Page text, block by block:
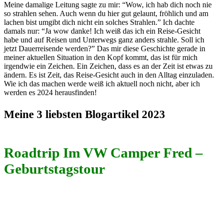
Meine damalige Leitung sagte zu mir: “Wow, ich hab dich noch nie
so strahlen sehen. Auch wenn du hier gut gelaunt, fröhlich und am
lachen bist umgibt dich nicht ein solches Strahlen.” Ich dachte
damals nur: “Ja wow danke! Ich weiß das ich ein Reise-Gesicht
habe und auf Reisen und Unterwegs ganz anders strahle. Soll ich
jetzt Dauerreisende werden?” Das mir diese Geschichte gerade in
meiner aktuellen Situation in den Kopf kommt, das ist für mich
irgendwie ein Zeichen. Ein Zeichen, dass es an der Zeit ist etwas zu
ändern. Es ist Zeit, das Reise-Gesicht auch in den Alltag einzuladen.
Wie ich das machen werde weiß ich aktuell noch nicht, aber ich
werden es 2024 herausfinden!
Meine 3 liebsten Blogartikel 2023
Roadtrip Im VW Camper Fred –
Geburtstagstour